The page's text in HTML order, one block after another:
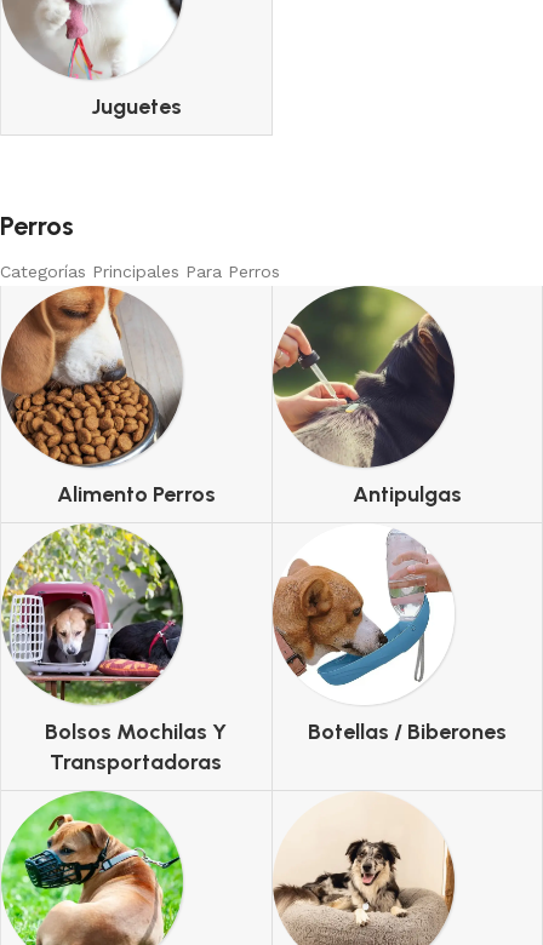
Juguetes
Perros
Categorías Principales Para Perros
Alimento Perros Antipulgas
Bolsos Mochilas Y
Transportadoras
Botellas / Biberones